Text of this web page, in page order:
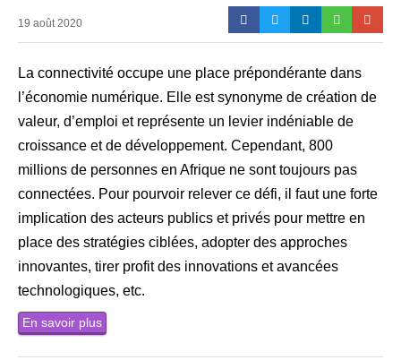
19 août 2020
La connectivité occupe une place prépondérante dans
l’économie numérique. Elle est synonyme de création de
valeur, d’emploi et représente un levier indéniable de
croissance et de développement. Cependant, 800
millions de personnes en Afrique ne sont toujours pas
connectées. Pour pourvoir relever ce défi, il faut une forte
implication des acteurs publics et privés pour mettre en
place des stratégies ciblées, adopter des approches
innovantes, tirer profit des innovations et avancées
technologiques, etc.
En savoir plus